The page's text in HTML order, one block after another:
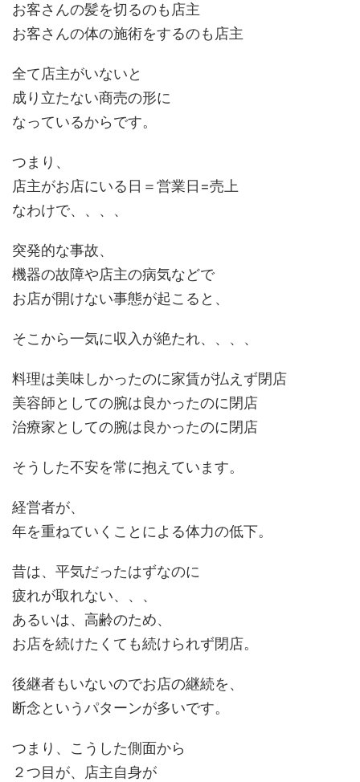
お客さんの髪を切るのも店主
お客さんの体の施術をするのも店主
全て店主がいないと
成り立たない商売の形に
なっているからです。
つまり、
店主がお店にいる日＝営業日=売上
なわけで、、、、
突発的な事故、
機器の故障や店主の病気などで
お店が開けない事態が起こると、
そこから一気に収入が絶たれ、、、、
料理は美味しかったのに家賃が払えず閉店
美容師としての腕は良かったのに閉店
治療家としての腕は良かったのに閉店
そうした不安を常に抱えています。
経営者が、
年を重ねていくことによる体力の低下。
昔は、平気だったはずなのに
疲れが取れない、、、
あるいは、高齢のため、
お店を続けたくても続けられず閉店。
後継者もいないのでお店の継続を、
断念というパターンが多いです。
つまり、こうした側面から
２つ目が、店主自身が